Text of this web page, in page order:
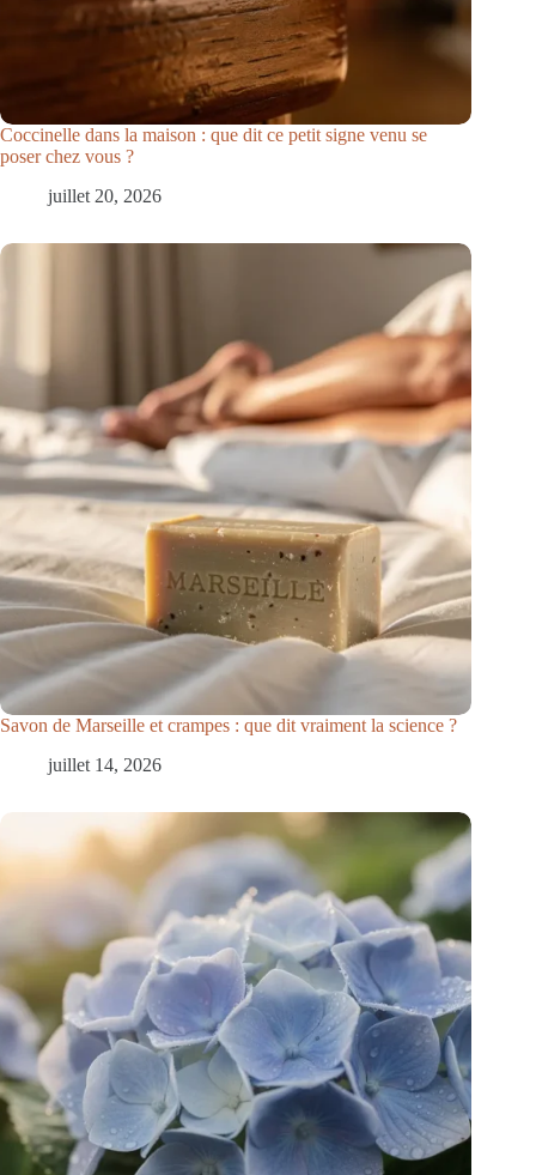
Coccinelle dans la maison : que dit ce petit signe venu se
poser chez vous ?
juillet 20, 2026
Savon de Marseille et crampes : que dit vraiment la science ?
juillet 14, 2026